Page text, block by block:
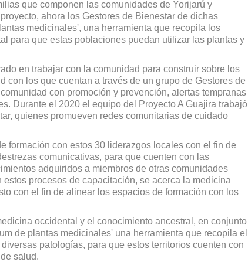
que componen las comunidades de Yorijarú y
ahora los Gestores de Bienestar de dichas
medicinales', una herramienta que recopila los
para que estas poblaciones puedan utilizar las plantas y
en trabajar con la comunidad para construir sobre los
con los que cuentan a través de un grupo de Gestores de
con promoción y prevención, alertas tempranas
Durante el 2020 el equipo del Proyecto A Guajira trabajó
quienes promueven redes comunitarias de cuidado
formación con estos 30 liderazgos locales con el fin de
comunicativas, para que cuenten con las
adquiridos a miembros de otras comunidades
procesos de capacitación, se acerca la medicina
con el fin de alinear los espacios de formación con los
occidental y el conocimiento ancestral, en conjunto
de plantas medicinales' una herramienta que recopila el
patologías, para que estos territorios cuenten con
salud.